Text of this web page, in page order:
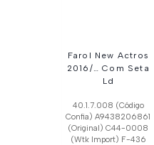
Farol New Actros
2016/… Com Seta
Ld
40.1.7.008 (Código
Confia) A9438206861
(Original) C44-0008
(Wtk Import) F-436